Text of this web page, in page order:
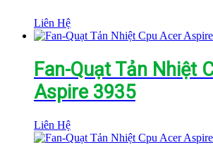
Liên Hệ
Fan-Quạt Tản Nhiệt
Aspire 3935
Liên Hệ